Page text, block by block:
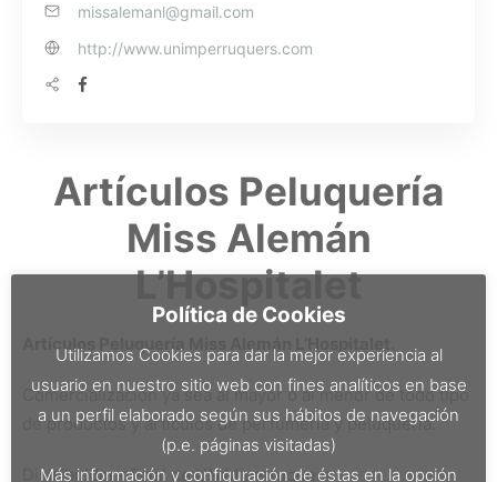
missalemanl@gmail.com
http://www.unimperruquers.com
Artículos Peluquería
Miss Alemán
L’Hospitalet
Artículos Peluquería Miss Alemán L’Hospitalet.
Comercialización ya sea al mayor o al menor de todo tipo
de productos y artículos de perfumería y peluquería.
Distribuidor oficial de UNIM perruquers.
Política de Cookies
Utilizamos Cookies para dar la mejor experiencia al
usuario en nuestro sitio web con fines analíticos en base
a un perfil elaborado según sus hábitos de navegación
(p.e. páginas visitadas)
Más información y configuración de éstas en la opción